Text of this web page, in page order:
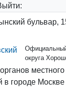
бульвар,
Официальный
округа
в городе Москве